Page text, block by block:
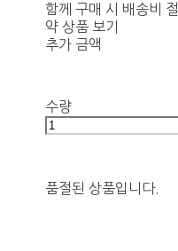
함께 구매 시 배송비 절
약 상품 보기
추가 금액
수량
품절된 상품입니다.